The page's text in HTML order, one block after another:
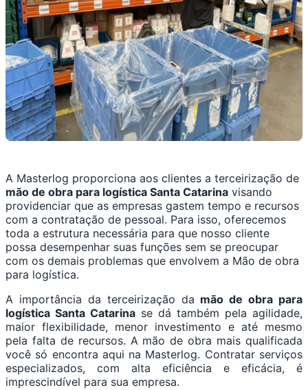
A Masterlog proporciona aos clientes a terceirização de
mão de obra para logística Santa Catarina visando
providenciar que as empresas gastem tempo e recursos
com a contratação de pessoal. Para isso, oferecemos
toda a estrutura necessária para que nosso cliente
possa desempenhar suas funções sem se preocupar
com os demais problemas que envolvem a Mão de obra
para logística.
A importância da terceirização da mão de obra para
logística Santa Catarina se dá também pela agilidade,
maior flexibilidade, menor investimento e até mesmo
pela falta de recursos. A mão de obra mais qualificada
você só encontra aqui na Masterlog. Contratar serviços
especializados, com alta eficiência e eficácia, é
imprescindível para sua empresa.